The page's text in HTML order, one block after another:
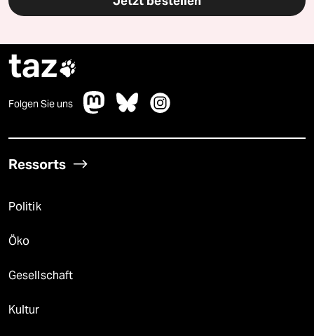
taz
Folgen Sie uns
Ressorts
Politik
Öko
Gesellschaft
Kultur